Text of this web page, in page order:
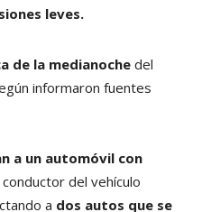
leves.
de la medianoche del
informaron fuentes
a un automóvil con
del vehículo
a dos autos que se